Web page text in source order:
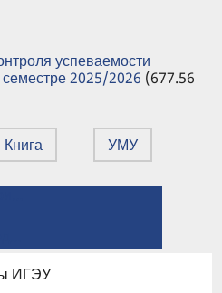
успеваемости
2025/2026 (677.56
Книга УМУ
ИГЭУ